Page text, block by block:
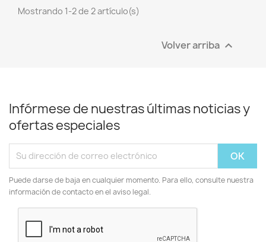
Mostrando 1-2 de 2 artículo(s)
Volver arriba 
Infórmese de nuestras últimas noticias y
ofertas especiales
Puede darse de baja en cualquier momento. Para ello, consulte nuestra
información de contacto en el aviso legal.